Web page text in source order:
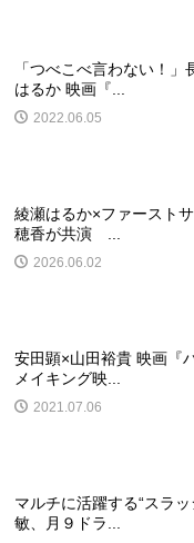
「つべこべ言わない！
はるか 映画『...
2022.06.05
綾瀬はるか×ファースト
穂香が共演 ...
2026.06.02
安田顕×山田裕貴 映画『
メイキング映...
2021.07.06
マルチに活躍する“スラ
敏、月９ドラ...